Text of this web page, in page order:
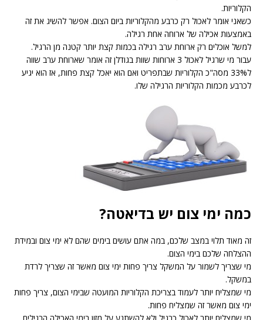
הקלוריות.
כשאני אומר לאכול רק כרבע מהקלוריות ביום הצום. אפשר להשיג את זה
באמצעות אכילה של ארוחה אחת רגילה.
למשל אוכלים רק ארוחת ערב רגילה בכמות קצת יותר קטנה מן הרגיל.
עבור מי שרגיל לאכול 3 ארוחות שוות בגודלן זה אומר שארוחת ערב שווה
ל33% מסה"כ הקלוריות שבתפריט ואם הוא יאכל קצת פחות, אז הוא יגיע
לכרבע מכמות הקלוריות הרגילה שלו.
כמה ימי צום יש בדיאטה?
זה מאוד תלוי במצב שלכם, במה אתם עושים בימים שהם לא ימי צום ובמידת
ההצלחה שלכם בימי הצום.
מי שצריך לשמור על המשקל צריך פחות ימי צום מאשר זה שצריך לרדת
במשקל.
מי שמצליח יותר לעמוד בצריכת הקלוריות המועטה שבימי הצום, צריך פחות
ימי צום מאשר זה שמצליח פחות.